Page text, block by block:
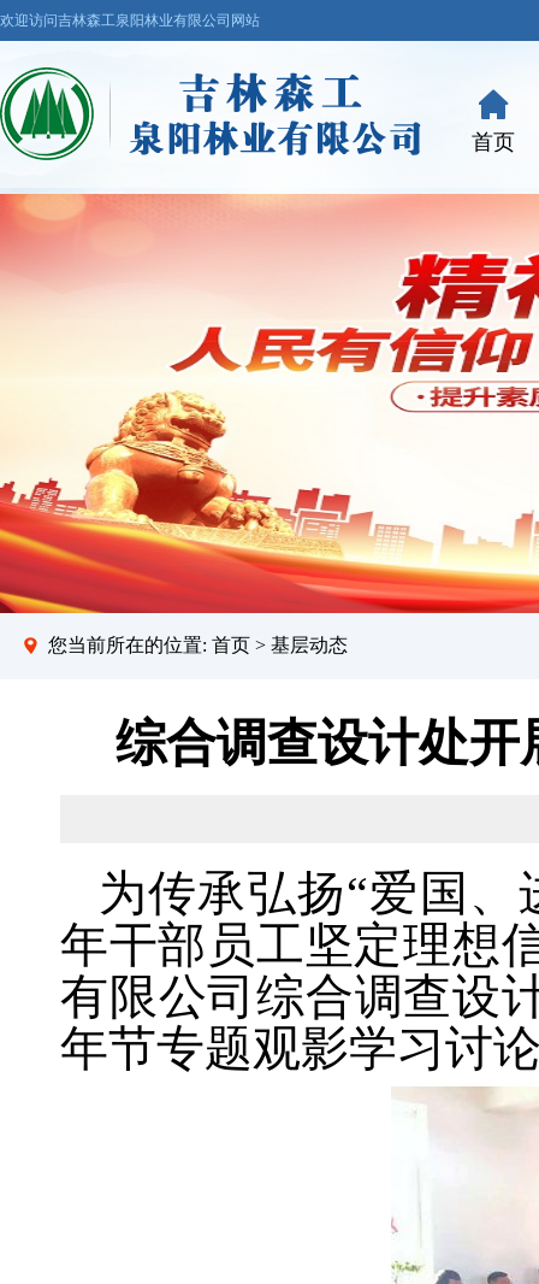
欢迎访问吉林森工泉阳林业有限公司网站
首页
您当前所在的位置: 首页 > 基层动态
综合调查设计处
为传承弘扬“爱国
年干部员工坚定理想
有限公司综合调查设
年节专题观影学习讨